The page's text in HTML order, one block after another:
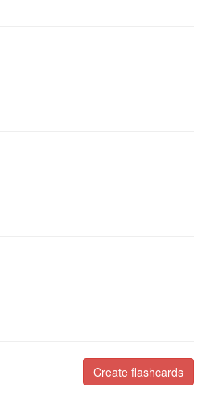
Create flashcards